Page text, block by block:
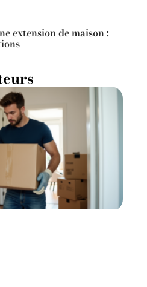
extension de maison :